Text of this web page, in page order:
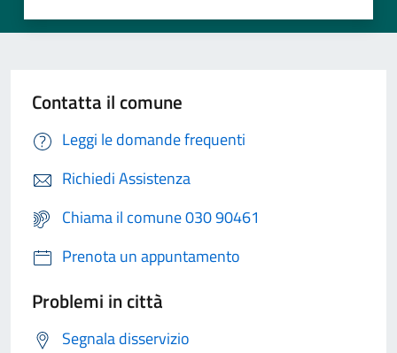
Contatta il comune
Leggi le domande frequenti
Richiedi Assistenza
Chiama il comune 030 90461
Prenota un appuntamento
Problemi in città
Segnala disservizio